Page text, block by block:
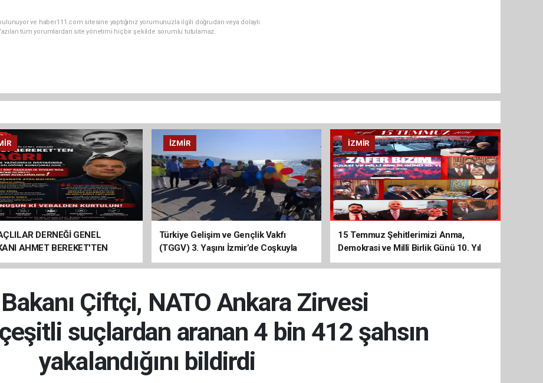
ve haber111.com sitesine yaptığınız yorumunuzla ilgili doğrudan veya dolaylı
tüm yorumlardan site yönetimi hiçbir şekilde sorumlu tutulamaz.
DERNEĞİ GENEL
AHMET BEREKET'TEN
İZMIR
Türkiye Gelişim ve Gençlik Vakfı
(TGGV) 3. Yaşını İzmir’de Coşkuyla
Kutladı
İZMIR
15 Temmuz Şehitlerimizi Anma,
Demokrasi ve Millî Birlik Günü 10. Yıl
Programına Yoğun Katılım
Çiftçi, NATO Ankara Zirvesi
suçlardan aranan 4 bin 412 şahsın
yakalandığını bildirdi